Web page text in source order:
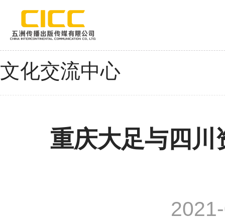
文化交流中心
重庆大足与四川